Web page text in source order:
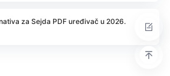
za Sejda PDF uređivač u 2026.